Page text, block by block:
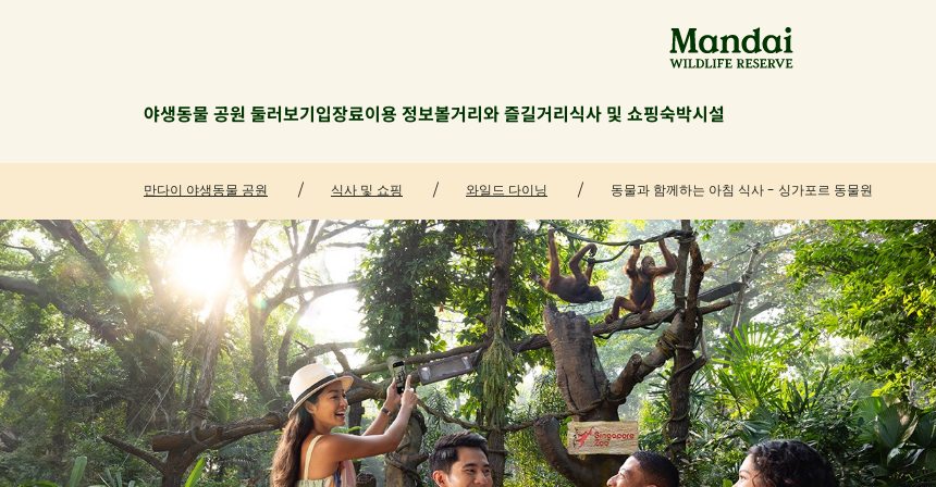
야생동물 공원 둘러보기입장료이용 정보볼거리와 즐길거리식사 및 쇼핑숙박시설
만다이 야생동물 공원 식사 및 쇼핑 와일드 다이닝 동물과 함께하는 아침 식사 - 싱가포르 동물원